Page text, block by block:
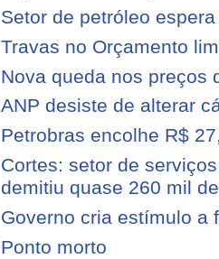
Setor de petróleo
Travas no Orçamento
Nova queda nos preços
ANP desiste de alterar
Petrobras encolhe R$
Cortes: setor de
demitiu quase 260 mil
Governo cria estímulo a
Ponto morto